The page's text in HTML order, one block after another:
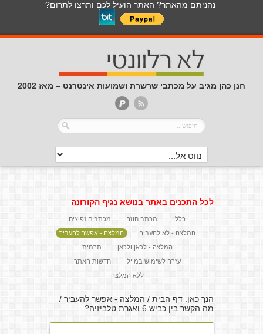
נהניתם מהאתר? האתר הועיל לכם ותרצו לתרום?
חנן כהן מגיב על מכתבי שרשרת ושמועות אינטרנט – מאז 2002
לכל התכנים באתר בנושא נגיף הקורונה
כללי מכתב חוזר
מכתבים נפוצים
המלצה - לא להעביר
המלצה - אפשר להעביר
המלצה - לכאן ולכאן
תרמית
עזרה לשימוש במייל
חדשות האתר
ללא המלצה
הנך כאן:דף הבית / המלצה - אפשר להעביר /
מה הקשר בין כביש 6 ואגרת טלביזיה?